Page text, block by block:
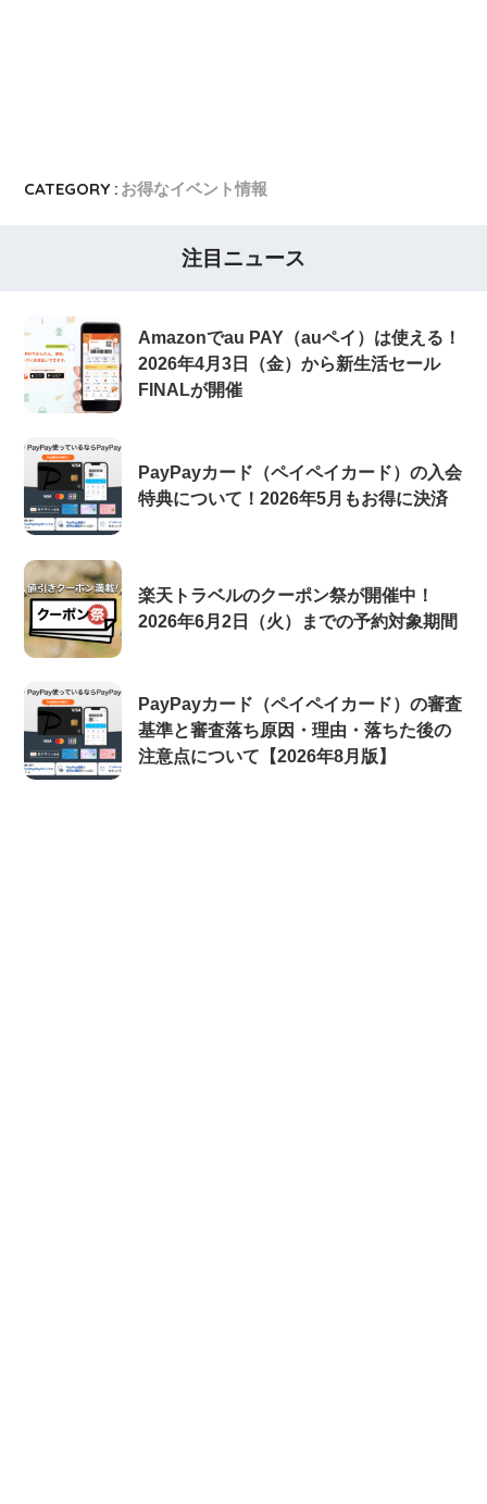
CATEGORY : お得なイベント情報
注目ニュース
Amazonでau PAY（auペイ）は使える！
2026年4月3日（金）から新生活セール
FINALが開催
PayPayカード（ペイペイカード）の入会
特典について！2026年5月もお得に決済
楽天トラベルのクーポン祭が開催中！
2026年6月2日（火）までの予約対象期間
PayPayカード（ペイペイカード）の審査
基準と審査落ち原因・理由・落ちた後の
注意点について【2026年8月版】